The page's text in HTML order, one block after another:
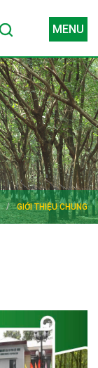
MENU
GIỚI THIỆU CHUNG